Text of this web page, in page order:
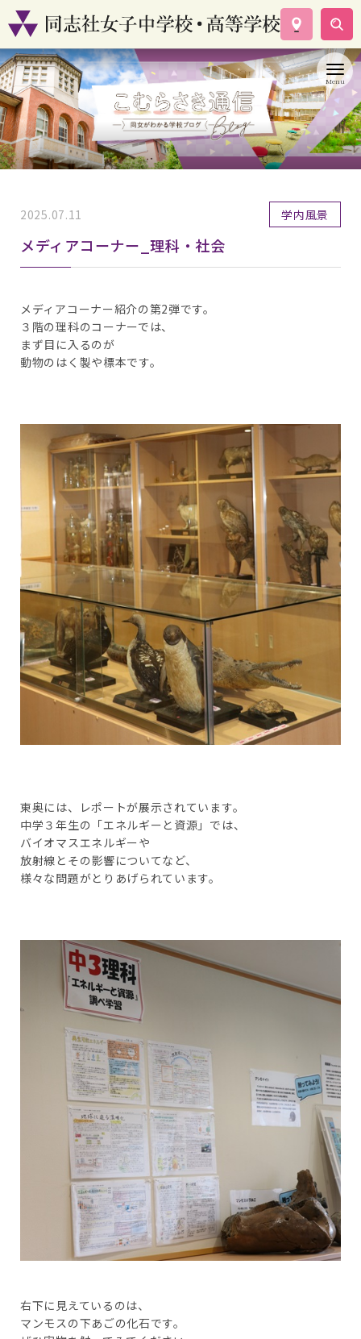
学校案内
コース紹介
学校生活
入試情報
資料請求
2025.07.11 学内風景
メディアコーナー_理科・社会
メディアコーナー紹介の第2弾です。
３階の理科のコーナーでは、
まず目に入るのが
動物のはく製や標本です。
東奥には、レポートが展示されています。
中学３年生の「エネルギーと資源」では、
バイオマスエネルギーや
放射線とその影響についてなど、
様々な問題がとりあげられています。
右下に見えているのは、
マンモスの下あごの化石です。